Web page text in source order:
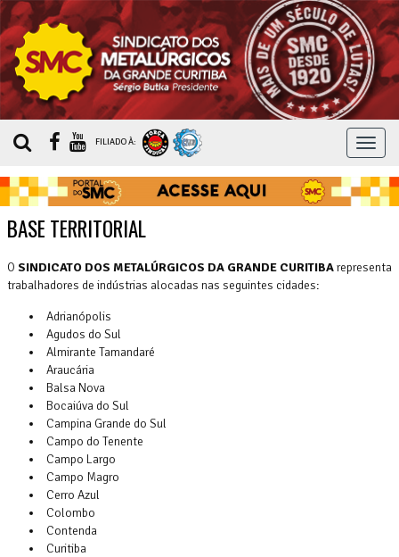
MENU
FILIADO À:
BASE TERRITORIAL
O SINDICATO DOS METALÚRGICOS DA GRANDE CURITIBArepresenta
trabalhadores de indústrias alocadas nas seguintes cidades:
Adrianópolis
Agudos do Sul
Almirante Tamandaré
Araucária
Balsa Nova
Bocaiúva do Sul
Campina Grande do Sul
Campo do Tenente
Campo Largo
Campo Magro
Cerro Azul
Colombo
Contenda
Curitiba